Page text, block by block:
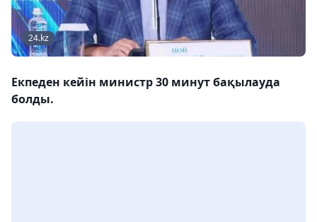
24.kz
Екпеден кейін министр 30 минут бақылауда
болды.